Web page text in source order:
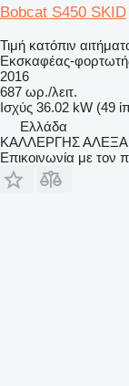
Bobcat S450 SKID
Τιμή κατόπιν
Εκσκαφέας-
2016
687 ωρ./λειτ.
Ισχύς 36.02 kW (49
Ελλάδα
ΚΑΛΛΕΡΓΗΣ
Επικοινωνία με τον